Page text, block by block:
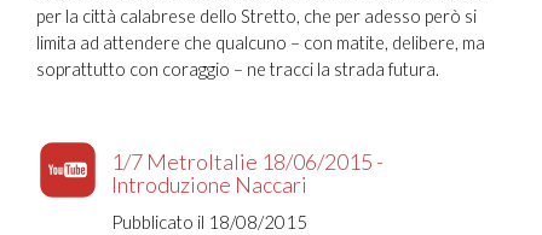
per la città calabrese dello Stretto, che per adesso però si
limita ad attendere che qualcuno – con matite, delibere, ma
soprattutto con coraggio – ne tracci la strada futura.
1/7 MetroItalie 18/06/2015 -
Introduzione Naccari
Pubblicato il 18/08/2015